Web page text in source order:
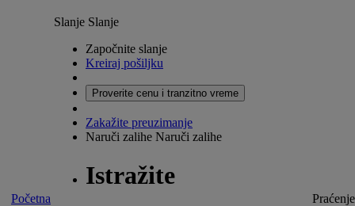
Početna
Slanje Slanje
Započnite slanje
Kreiraj pošiljku
Proverite cenu i tranzitno vreme
Zakažite preuzimanje
Naruči zalihe Naruči zalihe
Istražite
Praćenje